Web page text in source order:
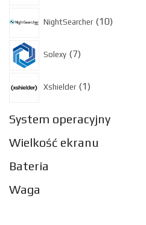
NightSearcher 10
Solexy 7
Xshielder 1
System operacyjny
Wielkość ekranu
Bateria
Waga